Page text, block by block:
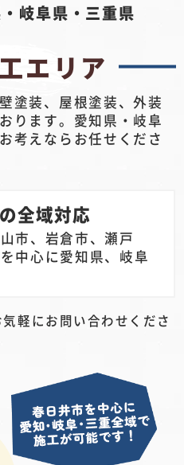
岐阜県・三重県
エリア
塗装、屋根塗装、外装
ります。愛知県・岐阜
考えならお任せくださ
全域対応
市、岩倉市、瀬戸
中心に愛知県、岐阜
軽にお問い合わせくださ